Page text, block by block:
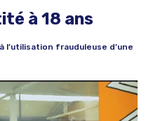
à 18 ans
l’utilisation frauduleuse d’une